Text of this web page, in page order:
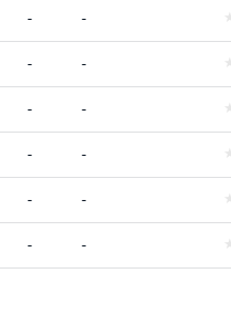
- -
- -
- -
- -
- -
- -